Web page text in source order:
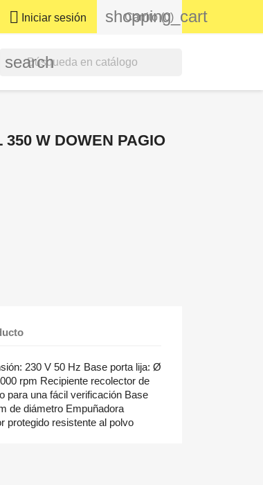
 Iniciar sesión shopping_cart
Carrito (0)
search
W DOWEN PAGIO
230 V 50 Hz Base porta lija: Ø
rpm Recipiente recolector de
para una fácil verificación Base
de diámetro Empuñadora
protegido resistente al polvo